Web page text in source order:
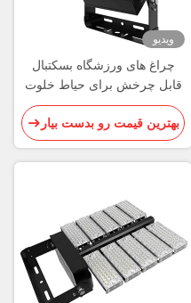
ویدیو
چراغ های ورزشگاه بسکتبال
قابل چرخش برای حیاط خلوت
ضد آب 960 وات
بهترین قیمت رو بدست بیار